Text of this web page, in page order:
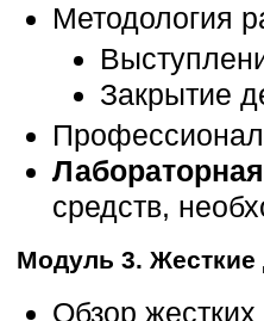
Методология
Закрытие
средств,
Модуль 3.
Обзор жестких